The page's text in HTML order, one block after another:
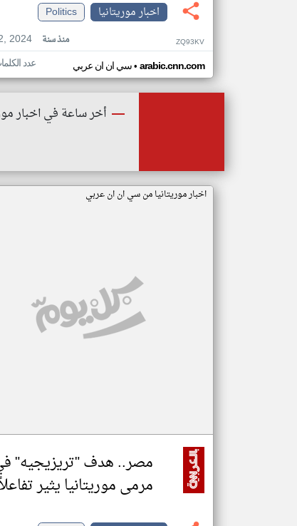
اخبار موريتانيا
Politics
2024
منذ سنة ZQ93KV
سي ان ان عربي• arabic.cnn.com عدد الكلمات:
أخر ساعة في اخبار
اخبار موريتانيا من سي ان ان عربي
مصر.. هدف "تريزيجيه"
مرمى موريتانيا يثير